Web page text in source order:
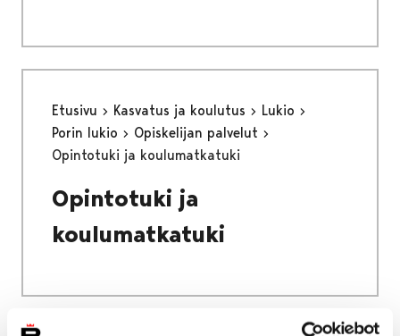
Etusivu Kasvatus ja koulutus
Lukio
Porin lukio
Opiskelijan palvelut
Opintotuki ja koulumatkatuki
Opintotuki ja
koulumatkatuki